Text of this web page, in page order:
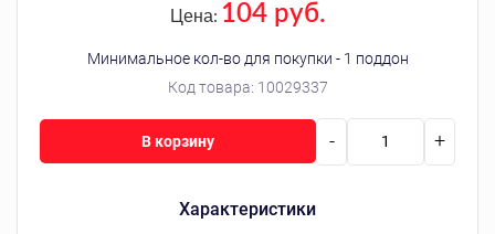
Код товара: 10029337
Цена: 104 руб.
Минимальное кол-во для покупки - 1 поддон
Характеристики
- +
В корзину